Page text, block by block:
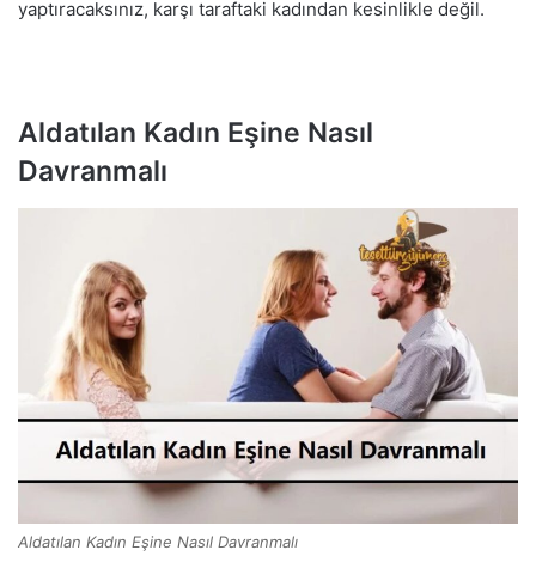
yaptıracaksınız, karşı taraftaki kadından kesinlikle değil.
Aldatılan Kadın Eşine Nasıl
Davranmalı
Aldatılan Kadın Eşine Nasıl Davranmalı